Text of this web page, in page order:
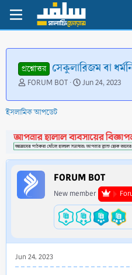
প্রশ্নোত্তর সেকুলারিজম বা
T
r
e
d
s
t
a
r
t
FORUM BOT
S
a
d
a
t
e
Jun 24, 2023
ইসলামিক আপডেট
FORUM BOT
New member
Jun 24, 2023